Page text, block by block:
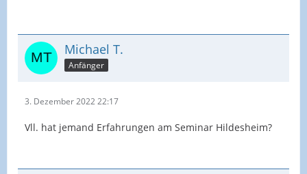
Michael T.
Anfänger
3. Dezember 2022 22:17
Vll. hat jemand Erfahrungen am Seminar Hildesheim?